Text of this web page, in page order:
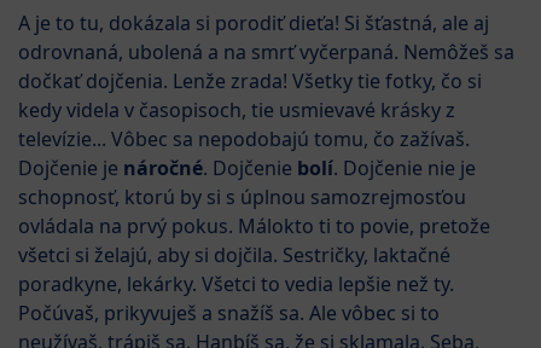
A je to tu, dokázala si porodiť dieťa! Si šťastná, ale aj
odrovnaná, ubolená a na smrť vyčerpaná. Nemôžeš sa
dočkať dojčenia. Lenže zrada! Všetky tie fotky, čo si
kedy videla v časopisoch, tie usmievavé krásky z
televízie... Vôbec sa nepodobajú tomu, čo zažívaš.
Dojčenie je náročné. Dojčenie bolí. Dojčenie nie je
schopnosť, ktorú by si s úplnou samozrejmosťou
ovládala na prvý pokus. Málokto ti to povie, pretože
všetci si želajú, aby si dojčila. Sestričky, laktačné
poradkyne, lekárky. Všetci to vedia lepšie než ty.
Počúvaš, prikyvuješ a snažíš sa. Ale vôbec si to
neužívaš, trápiš sa. Hanbíš sa, že si sklamala. Seba,